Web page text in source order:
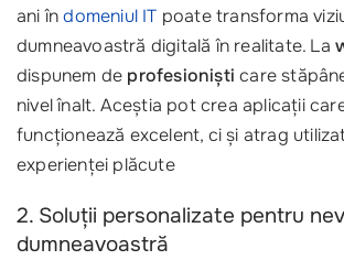
ani îndomeniul IT poate transforma
dumneavoastră digitală în realitate. La
dispunem de profesioniști care
nivel înalt. Aceștia pot crea aplicații
funcționează excelent, ci și atrag
experienței plăcute
2. Soluții personalizate pentru
dumneavoastră